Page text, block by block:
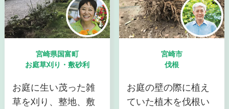
宮崎県国富町
お庭草刈り・敷砂利
お庭に生い茂った雑
草を刈り、整地、敷
宮崎市
伐根
お庭の壁の際に植え
ていた植木を伐根い